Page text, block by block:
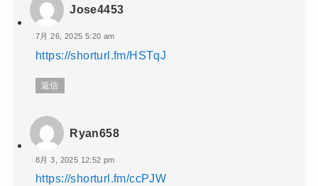
Jose4453
7月 26, 2025 5:20 am
https://shorturl.fm/HSTqJ
返信
Ryan658
8月 3, 2025 12:52 pm
https://shorturl.fm/ccPJW